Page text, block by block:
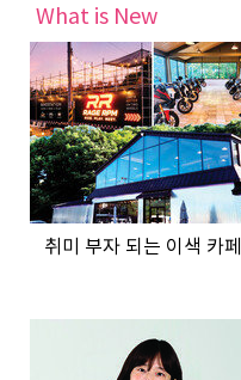
What is New
취미 부자 되는 이색 카페